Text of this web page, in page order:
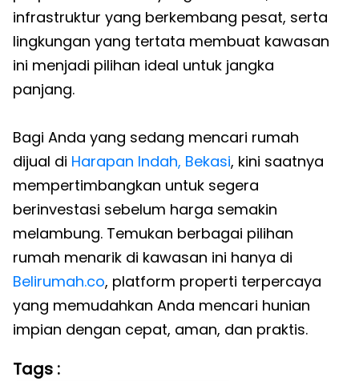
infrastruktur yang berkembang pesat, serta
lingkungan yang tertata membuat kawasan
ini menjadi pilihan ideal untuk jangka
panjang.
Bagi Anda yang sedang mencari rumah
dijual di Harapan Indah, Bekasi, kini saatnya
mempertimbangkan untuk segera
berinvestasi sebelum harga semakin
melambung. Temukan berbagai pilihan
rumah menarik di kawasan ini hanya di
Belirumah.co, platform properti terpercaya
yang memudahkan Anda mencari hunian
impian dengan cepat, aman, dan praktis.
Tags :